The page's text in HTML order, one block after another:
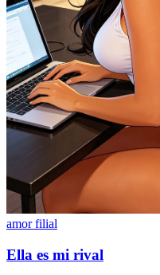
amor filial
Ella es mi rival